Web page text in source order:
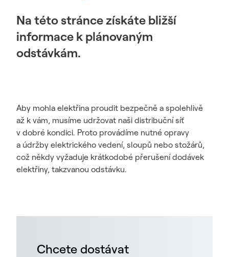
Na této stránce získáte bližší
informace k plánovaným
odstávkám.
Aby mohla elektřina proudit bezpečně a spolehlivě
až k vám, musíme udržovat naši distribuční síť
v dobré kondici. Proto provádíme nutné opravy
a údržby elektrického vedení, sloupů nebo stožárů,
což někdy vyžaduje krátkodobé přerušení dodávek
elektřiny, takzvanou odstávku.
Chcete dostávat